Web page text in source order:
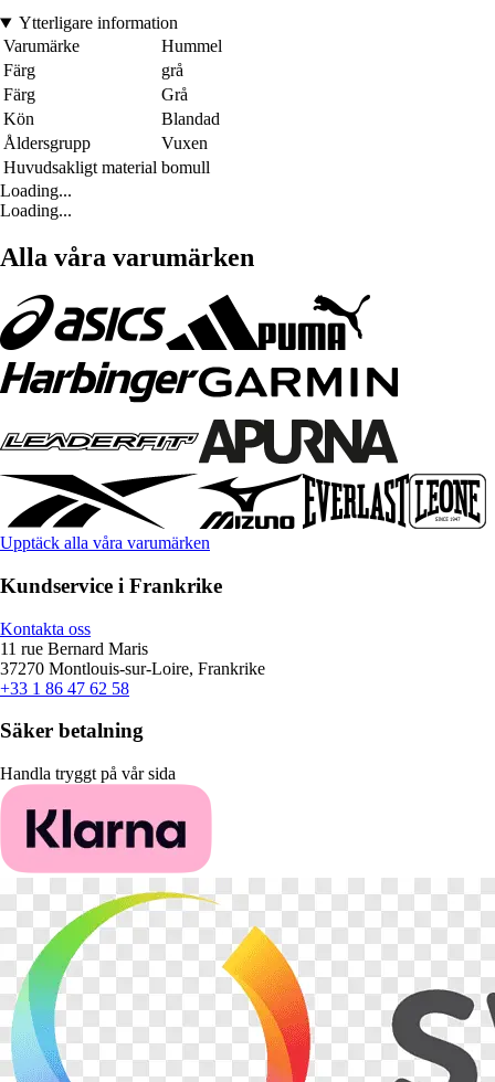
Ytterligare information
Varumärke
Hummel
Färg
grå
Färg
Grå
Kön
Blandad
Åldersgrupp
Vuxen
Huvudsakligt material bomull
Loading...
Loading...
Alla våra varumärken
Upptäck alla våra varumärken
Kundservice i Frankrike
Kontakta oss
11 rue Bernard Maris
37270 Montlouis-sur-Loire, Frankrike
+33 1 86 47 62 58
Säker betalning
Handla tryggt på vår sida